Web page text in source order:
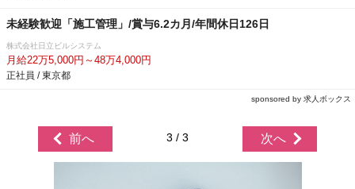
未経験歓迎「施工管理」/賞与6.2カ月/年間休日126日
株式会社日立ビルシステム
月給22万5,000円～48万4,000円
正社員 / 東京都
sponsored by 求人ボックス
前へ 3 / 3 次へ